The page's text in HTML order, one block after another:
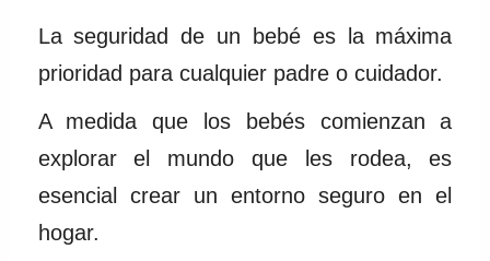
La seguridad de un bebé es la máxima
prioridad para cualquier padre o cuidador.
A medida que los bebés comienzan a
explorar el mundo que les rodea, es
esencial crear un entorno seguro en el
hogar.